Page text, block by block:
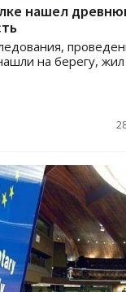
нашел
на берегу,